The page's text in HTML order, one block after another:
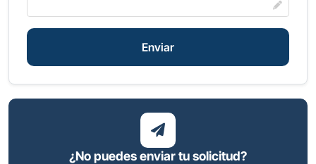
Enviar
¿No puedes enviar tu solicitud?